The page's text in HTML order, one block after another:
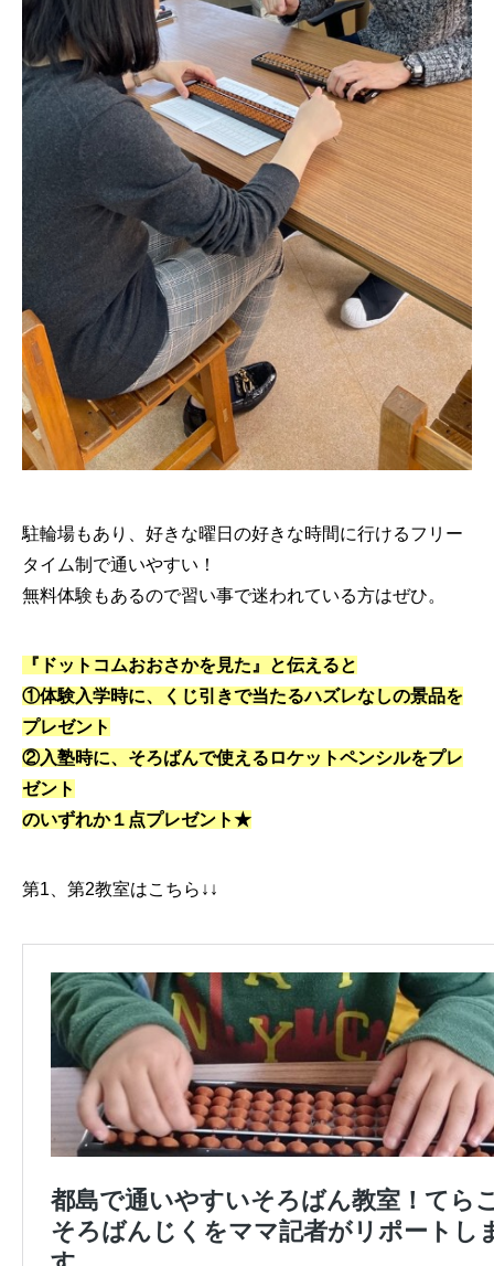
駐輪場もあり、好きな曜日の好きな時間に行けるフリー
タイム制で通いやすい！
無料体験もあるので習い事で迷われている方はぜひ。
『ドットコムおおさかを見た』と伝えると
①体験入学時に、くじ引きで当たるハズレなしの景品を
プレゼント
②入塾時に、そろばんで使えるロケットペンシルをプレ
ゼント
のいずれか１点プレゼント★
第1、第2教室はこちら↓↓